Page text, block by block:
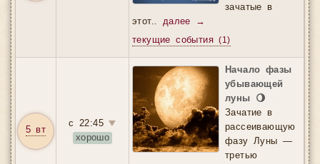
зачатые в
этот.. далее →
текущие события(1)
5 вт
с 22:45▼
хорошо
Начало фазы
убывающей
луны 🌖
Зачатие в
рассеивающую
фазу Луны —
третью